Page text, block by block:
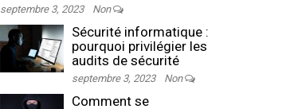
septembre 3, 2023 Non
Sécurité informatique :
pourquoi privilégier les
audits de sécurité
septembre 3, 2023 Non
Comment se